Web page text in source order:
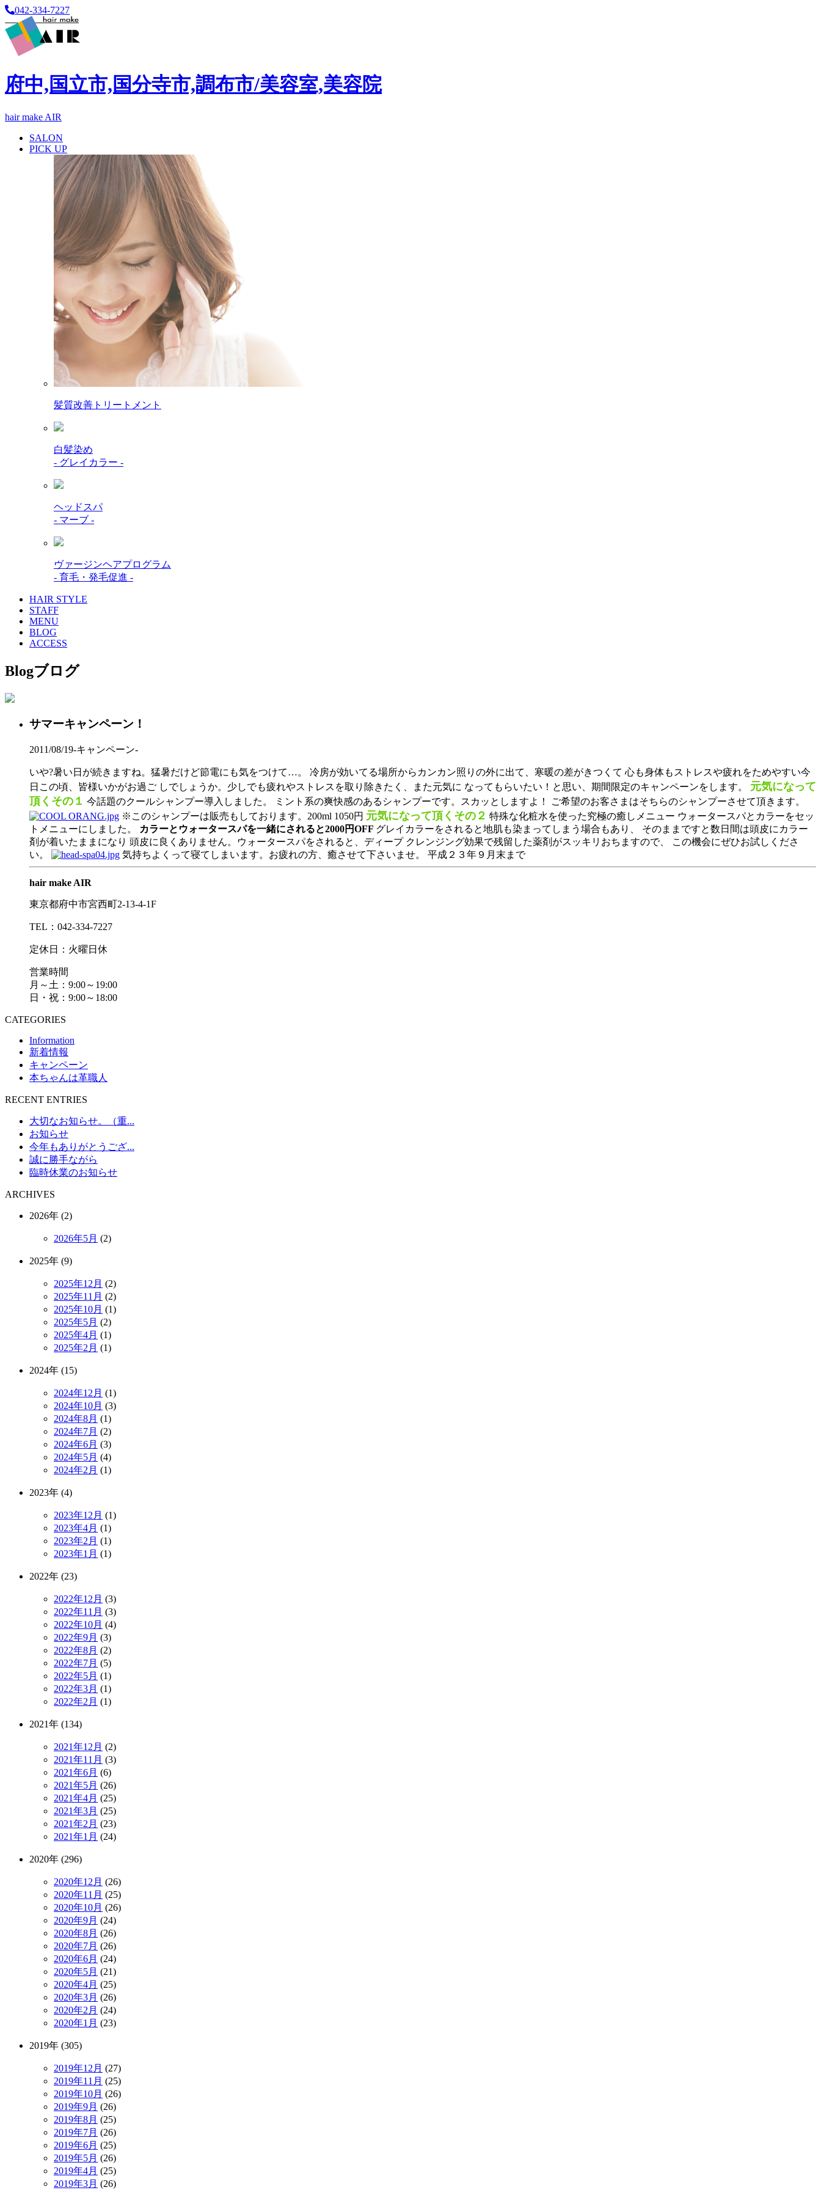
042-334-7227
府中,国立市,国分寺市,調布市/美容室,美容院
hair make AIR
SALON
PICK UP
髪質改善トリートメント
白髪染め
- グレイカラー -
ヘッドスパ
- マーブ -
ヴァージンヘアプログラム
- 育毛・発毛促進 -
HAIR STYLE
STAFF
MENU
BLOG
ACCESS
Blogブログ
サマーキャンペーン！
2011/08/19-キャンペーン-
いや?暑い日が続きますね。猛暑だけど節電にも気をつけて…。 冷房が効いてる場所からカンカン照りの外に出て、寒暖の差がきつくて 心も身体もストレスや疲れをためやすい今
日この頃、皆様いかがお過ご しでしょうか。少しでも疲れやストレスを取り除きたく、また元気に なってもらいたい！と思い、期間限定のキャンペーンをします。 元気になって
頂くその１ 今話題のクールシャンプー導入しました。 ミント系の爽快感のあるシャンプーです。スカッとしますよ！ ご希望のお客さまはそちらのシャンプーさせて頂きます。
※このシャンプーは販売もしております。200ml 1050円 元気になって頂くその２ 特殊な化粧水を使った究極の癒しメニュー ウォータースパとカラーをセッ
トメニューにしました。
カラーとウォータースパを一緒にされると2000円OFF グレイカラーをされると地肌も染まってしまう場合もあり、 そのままですと数日間は頭皮にカラー
剤が着いたままになり 頭皮に良くありません。ウォータースパをされると、ディープ クレンジング効果で残留した薬剤がスッキリおちますので、 この機会にぜひお試しくださ
い。
気持ちよくって寝てしまいます。お疲れの方、癒させて下さいませ。 平成２３年９月末まで
hair make AIR
東京都府中市宮西町2-13-4-1F
TEL：042-334-7227
定休日：火曜日休
営業時間
月～土：9:00～19:00
日・祝：9:00～18:00
CATEGORIES
Information
新着情報
キャンペーン
本ちゃんは革職人
RECENT ENTRIES
大切なお知らせ。（重...
お知らせ
今年もありがとうござ...
誠に勝手ながら
臨時休業のお知らせ
ARCHIVES
2026年 (2)
2026年5月 (2)
2025年 (9)
2025年12月 (2)
2025年11月 (2)
2025年10月 (1)
2025年5月 (2)
2025年4月 (1)
2025年2月 (1)
2024年 (15)
2024年12月 (1)
2024年10月 (3)
2024年8月 (1)
2024年7月 (2)
2024年6月 (3)
2024年5月 (4)
2024年2月 (1)
2023年 (4)
2023年12月 (1)
2023年4月 (1)
2023年2月 (1)
2023年1月 (1)
2022年 (23)
2022年12月 (3)
2022年11月 (3)
2022年10月 (4)
2022年9月 (3)
2022年8月 (2)
2022年7月 (5)
2022年5月 (1)
2022年3月 (1)
2022年2月 (1)
2021年 (134)
2021年12月 (2)
2021年11月 (3)
2021年6月 (6)
2021年5月 (26)
2021年4月 (25)
2021年3月 (25)
2021年2月 (23)
2021年1月 (24)
2020年 (296)
2020年12月 (26)
2020年11月 (25)
2020年10月 (26)
2020年9月 (24)
2020年8月 (26)
2020年7月 (26)
2020年6月 (24)
2020年5月 (21)
2020年4月 (25)
2020年3月 (26)
2020年2月 (24)
2020年1月 (23)
2019年 (305)
2019年12月 (27)
2019年11月 (25)
2019年10月 (26)
2019年9月 (26)
2019年8月 (25)
2019年7月 (26)
2019年6月 (25)
2019年5月 (26)
2019年4月 (25)
2019年3月 (26)